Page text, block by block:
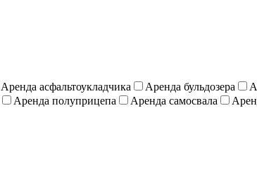
Аренда асфальтоукладчика Аренда бульдозера
Аренда полуприцепа Аренда самосвала